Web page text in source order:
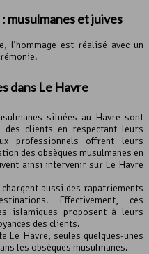
musulmanes et juives
l’hommage est réalisé avec un
dans Le Havre
situées au Havre sont
des clients en respectant leurs
professionnels offrent leurs
des obsèques musulmanes en
ainsi intervenir sur Le Havre
aussi des rapatriements
Effectivement, ces
islamiques proposent à leurs
des clients.
Le Havre, seules quelques-unes
les obsèques musulmanes.